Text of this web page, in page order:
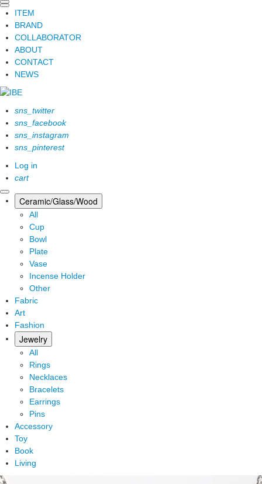
ITEM
BRAND
COLLABORATOR
ABOUT
CONTACT
NEWS
sns_twitter
sns_facebook
sns_instagram
sns_pinterest
Log in
cart
Ceramic/Glass/Wood
All
Cup
Bowl
Plate
Vase
Incense Holder
Other
Fabric
Art
Fashion
Jewelry
All
Rings
Necklaces
Bracelets
Earrings
Pins
Accessory
Toy
Book
Living